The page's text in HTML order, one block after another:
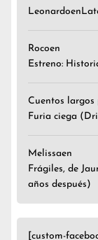
Leonardoen
Rocoen
Estreno:
Cuentos largos
Furia ciega
Melissaen
Frágiles, de
años después)
[custom-